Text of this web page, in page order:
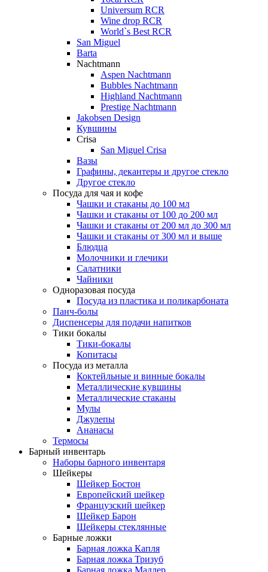
Universum RCR
Wine drop RCR
World`s Best RCR
San Miguel
Barta
Nachtmann
Aspen Nachtmann
Bubbles Nachtmann
Highland Nachtmann
Prestige Nachtmann
Jakobsen Design
Кувшины
Crisa
San Miguel Crisa
Вазы
Графины, декантеры и другое стекло
Другое стекло
Посуда для чая и кофе
Чашки и стаканы до 100 мл
Чашки и стаканы от 100 до 200 мл
Чашки и стаканы от 200 мл до 300 мл
Чашки и стаканы от 300 мл и выше
Блюдца
Молочники и глечики
Салатники
Чайники
Одноразовая посуда
Посуда из пластика и поликарбоната
Панч-болы
Диспенсеры для подачи напитков
Тики бокалы
Тики-бокалы
Копитасы
Посуда из металла
Коктейльные и винные бокалы
Металлические кувшины
Металлические стаканы
Мулы
Джулепы
Ананасы
Термосы
Барный инвентарь
Наборы барного инвентаря
Шейкеры
Шейкер Бостон
Европейский шейкер
Французский шейкер
Шейкер Барон
Шейкеры стеклянные
Барные ложки
Барная ложка Капля
Барная ложка Тризуб
Барная ложка Мадлер